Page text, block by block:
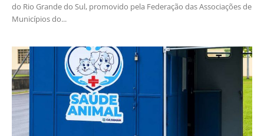
do Rio Grande do Sul, promovido pela Federação das Associações de
Municípios do...